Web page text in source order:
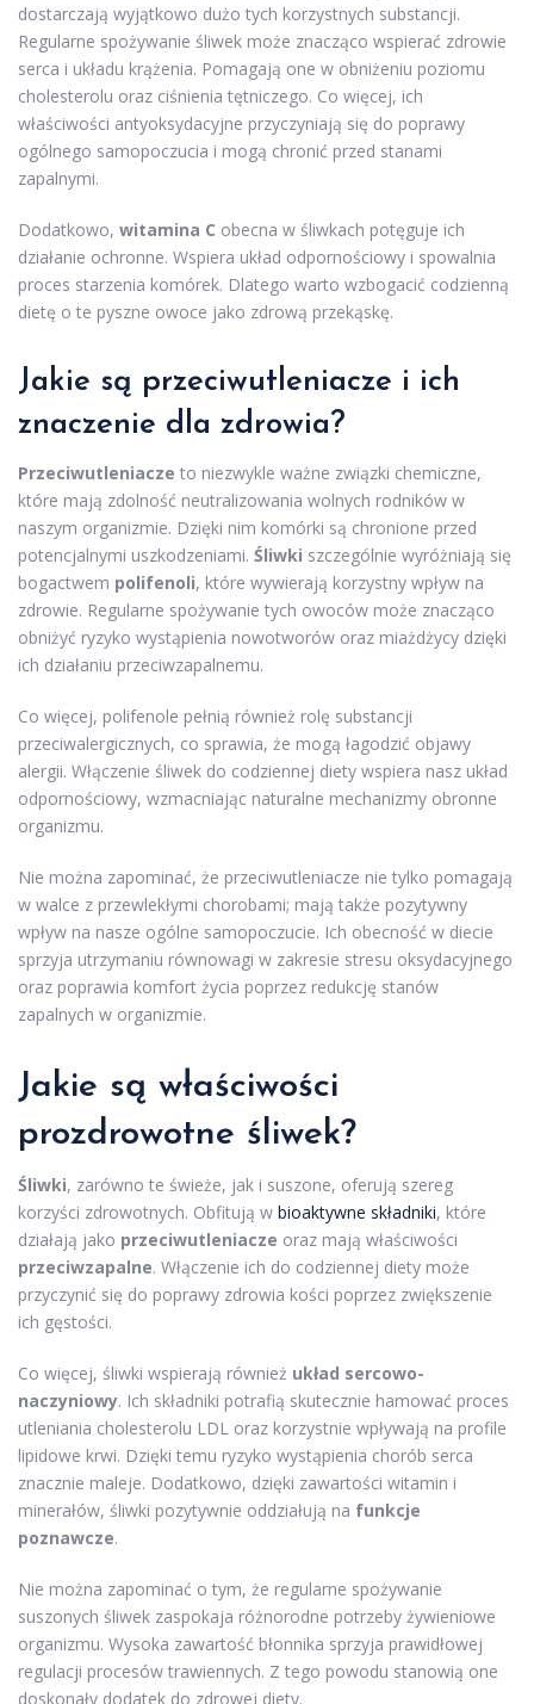
dostarczają wyjątkowo dużo tych korzystnych substancji.
Regularne spożywanie śliwek może znacząco wspierać zdrowie
serca i układu krążenia. Pomagają one w obniżeniu poziomu
cholesterolu oraz ciśnienia tętniczego. Co więcej, ich
właściwości antyoksydacyjne przyczyniają się do poprawy
ogólnego samopoczucia i mogą chronić przed stanami
zapalnymi.
Dodatkowo, witamina C obecna w śliwkach potęguje ich
działanie ochronne. Wspiera układ odpornościowy i spowalnia
proces starzenia komórek. Dlatego warto wzbogacić codzienną
dietę o te pyszne owoce jako zdrową przekąskę.
Jakie są przeciwutleniacze i ich
znaczenie dla zdrowia?
Przeciwutleniacze to niezwykle ważne związki chemiczne,
które mają zdolność neutralizowania wolnych rodników w
naszym organizmie. Dzięki nim komórki są chronione przed
potencjalnymi uszkodzeniami. Śliwki szczególnie wyróżniają się
bogactwem polifenoli, które wywierają korzystny wpływ na
zdrowie. Regularne spożywanie tych owoców może znacząco
obniżyć ryzyko wystąpienia nowotworów oraz miażdżycy dzięki
ich działaniu przeciwzapalnemu.
Co więcej, polifenole pełnią również rolę substancji
przeciwalergicznych, co sprawia, że mogą łagodzić objawy
alergii. Włączenie śliwek do codziennej diety wspiera nasz układ
odpornościowy, wzmacniając naturalne mechanizmy obronne
organizmu.
Nie można zapominać, że przeciwutleniacze nie tylko pomagają
w walce z przewlekłymi chorobami; mają także pozytywny
wpływ na nasze ogólne samopoczucie. Ich obecność w diecie
sprzyja utrzymaniu równowagi w zakresie stresu oksydacyjnego
oraz poprawia komfort życia poprzez redukcję stanów
zapalnych w organizmie.
Jakie są właściwości
prozdrowotne śliwek?
Śliwki, zarówno te świeże, jak i suszone, oferują szereg
korzyści zdrowotnych. Obfitują w bioaktywne składniki, które
działają jako przeciwutleniacze oraz mają właściwości
przeciwzapalne. Włączenie ich do codziennej diety może
przyczynić się do poprawy zdrowia kości poprzez zwiększenie
ich gęstości.
Co więcej, śliwki wspierają również układ sercowo-
naczyniowy. Ich składniki potrafią skutecznie hamować proces
utleniania cholesterolu LDL oraz korzystnie wpływają na profile
lipidowe krwi. Dzięki temu ryzyko wystąpienia chorób serca
znacznie maleje. Dodatkowo, dzięki zawartości witamin i
minerałów, śliwki pozytywnie oddziałują na funkcje
poznawcze.
Nie można zapominać o tym, że regularne spożywanie
suszonych śliwek zaspokaja różnorodne potrzeby żywieniowe
organizmu. Wysoka zawartość błonnika sprzyja prawidłowej
regulacji procesów trawiennych. Z tego powodu stanowią one
doskonały dodatek do zdrowej diety.